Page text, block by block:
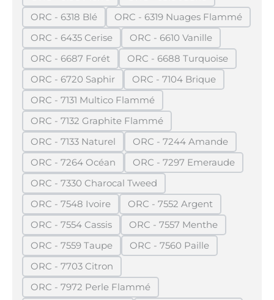
(Diese Option ist zurzeit nicht verfügbar.)
(Diese Option ist zurzeit
ORC - 6318 Blé
(Diese Option ist zurzeit nicht verfügbar.)
ORC - 6319 Nuages Flammé
(Diese Option ist
ORC - 6435 Cerise
(Diese Option ist zurzeit nicht verfügbar.)
ORC - 6610 Vanille
(Diese Option ist zurzeit
ORC - 6687 Forét
(Diese Option ist zurzeit nicht verfügbar.)
ORC - 6688 Turquoise
(Diese Option ist
ORC - 6720 Saphir
(Diese Option ist zurzeit nicht verfügbar.)
ORC - 7104 Brique
(Diese Option ist zurzeit
ORC - 7131 Multico Flammé
(Diese Option ist zurzeit nicht verfügbar.)
ORC - 7132 Graphite Flammé
(Diese Option ist zurzeit nicht verfügbar.)
ORC - 7133 Naturel
(Diese Option ist zurzeit nicht verfügbar.)
ORC - 7244 Amande
(Diese Option ist
ORC - 7264 Océan
(Diese Option ist zurzeit nicht verfügbar.)
ORC - 7297 Emeraude
(Diese Option ist
ORC - 7330 Charocal Tweed
(Diese Option ist zurzeit nicht verfügbar.)
ORC - 7548 Ivoire
(Diese Option ist zurzeit nicht verfügbar.)
ORC - 7552 Argent
(Diese Option ist zurzeit
ORC - 7554 Cassis
(Diese Option ist zurzeit nicht verfügbar.)
ORC - 7557 Menthe
(Diese Option ist zurzeit
ORC - 7559 Taupe
(Diese Option ist zurzeit nicht verfügbar.)
ORC - 7560 Paille
(Diese Option ist zurzeit
ORC - 7703 Citron
(Diese Option ist zurzeit nicht verfügbar.)
ORC - 7972 Perle Flammé
(Diese Option ist zurzeit nicht verfügbar.)